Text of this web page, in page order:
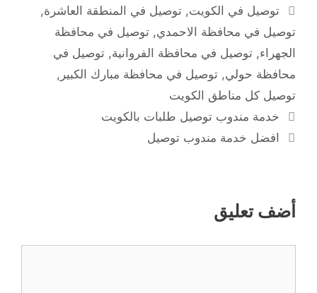
الوسوم
توصيل في الكويت,توصيل في المنطقة العاشرة,
توصيل في محافظة الاحمدي, توصيل في محافظة
الجهراء, توصيل في محافظة الفروانية, توصيل في
محافظة حولي, توصيل في محافظة مبارك الكبير ,
توصيل كل مناطق الكويت
خدمة مندوب توصيل طلبات بالكويت
افضل خدمة مندوب توصيل
أضف تعليق